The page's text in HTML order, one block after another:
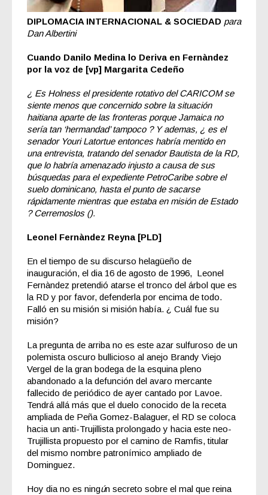
DIPLOMACIA INTERNACIONAL & SOCIEDAD para
Dan Albertini
Cuando Danilo Medina lo Deriva en Fernàndez
por la voz de [vp] Margarita Cedeño
¿ Es Holness el presidente rotativo del CARICOM se
siente menos que concernido sobre la situación
haitiana aparte de las fronteras porque Jamaica no
sería tan ‘hermandad’ tampoco ? Y ademas, ¿ es el
senador Youri Latortue entonces habría mentido en
una entrevista, tratando del senador Bautista de la RD,
que lo habría amenazado injusto a causa de sus
búsquedas para el expediente PetroCaribe sobre el
suelo dominicano, hasta el punto de sacarse
rápidamente mientras que estaba en misión de Estado
? Cerremoslos ().
Leonel Fernàndez Reyna [PLD]
En el tiempo de su discurso helagüeño de
inauguración, el dia 16 de agosto de 1996, Leonel
Fernàndez pretendió atarse el tronco del árbol que es
la RD y por favor, defenderla por encima de todo.
Falló en su misión si misión había. ¿ Cuál fue su
misión?
La pregunta de arriba no es este azar sulfuroso de un
polemista oscuro bullicioso al anejo Brandy Viejo
Vergel de la gran bodega de la esquina pleno
abandonado a la defunción del avaro mercante
fallecido de periódico de ayer cantado por Lavoe.
Tendrá allá más que el duelo conocido de la receta
ampliada de Peña Gomez-Balaguer, el RD se coloca
hacia un anti-Trujillista prolongado y hacia este neo-
Trujillista propuesto por el camino de Ramfis, titular
del mismo nombre patronímico ampliado de
Dominguez.
Hoy dia no es ningún secreto sobre el mal que reina